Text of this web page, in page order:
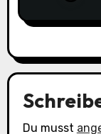
Du musst